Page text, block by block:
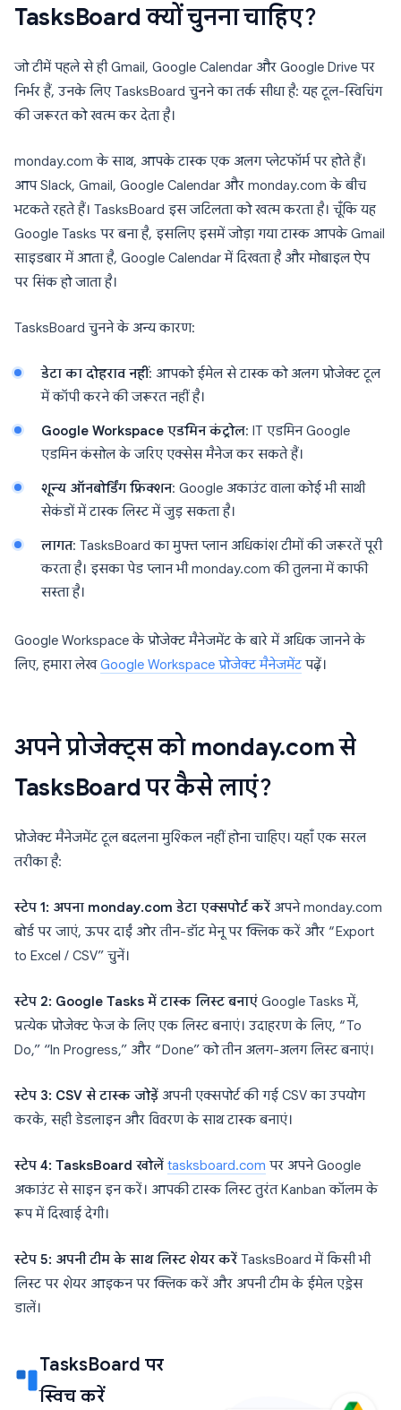
TasksBoard क्यों चुनना चाहिए?
जो टीमें पहले से ही Gmail, Google Calendar और Google Drive पर
निर्भर हैं, उनके लिए TasksBoard चुनने का तर्क सीधा है: यह टूल-स्विचिंग
की जरूरत को खत्म कर देता है।
monday.com के साथ, आपके टास्क एक अलग प्लेटफॉर्म पर होते हैं।
आप Slack, Gmail, Google Calendar और monday.com के बीच
भटकते रहते हैं। TasksBoard इस जटिलता को खत्म करता है। चूँकि यह
Google Tasks पर बना है, इसलिए इसमें जोड़ा गया टास्क आपके Gmail
साइडबार में आता है, Google Calendar में दिखता है और मोबाइल ऐप
पर सिंक हो जाता है।
TasksBoard चुनने के अन्य कारण:
डेटा का दोहराव नहीं: आपको ईमेल से टास्क को अलग प्रोजेक्ट टूल
में कॉपी करने की जरूरत नहीं है।
Google Workspace एडमिन कंट्रोल: IT एडमिन Google
एडमिन कंसोल के जरिए एक्सेस मैनेज कर सकते हैं।
शून्य ऑनबोर्डिंग फ्रिक्शन: Google अकाउंट वाला कोई भी साथी
सेकंडों में टास्क लिस्ट में जुड़ सकता है।
लागत: TasksBoard का मुफ्त प्लान अधिकांश टीमों की जरूरतें पूरी
करता है। इसका पेड प्लान भी monday.com की तुलना में काफी
सस्ता है।
Google Workspace के प्रोजेक्ट मैनेजमेंट के बारे में अधिक जानने के
लिए, हमारा लेखGoogle Workspace प्रोजेक्ट मैनेजमेंटपढ़ें।
अपने प्रोजेक्ट्स को monday.com से
TasksBoard पर कैसे लाएं?
प्रोजेक्ट मैनेजमेंट टूल बदलना मुश्किल नहीं होना चाहिए। यहाँ एक सरल
तरीका है:
स्टेप 1: अपना monday.com डेटा एक्सपोर्ट करेंअपने monday.com
बोर्ड पर जाएं, ऊपर दाईं ओर तीन-डॉट मेनू पर क्लिक करें और “Export
to Excel / CSV” चुनें।
स्टेप 2: Google Tasks में टास्क लिस्ट बनाएं Google Tasks में,
प्रत्येक प्रोजेक्ट फेज के लिए एक लिस्ट बनाएं। उदाहरण के लिए, “To
Do,” “In Progress,” और “Done” को तीन अलग-अलग लिस्ट बनाएं।
स्टेप 3: CSV से टास्क जोड़ें अपनी एक्सपोर्ट की गई CSV का उपयोग
करके, सही डेडलाइन और विवरण के साथ टास्क बनाएं।
स्टेप 4: TasksBoard खोलें tasksboard.com पर अपने Google
अकाउंट से साइन इन करें। आपकी टास्क लिस्ट तुरंत Kanban कॉलम के
रूप में दिखाई देगी।
स्टेप 5: अपनी टीम के साथ लिस्ट शेयर करेंTasksBoard में किसी भी
लिस्ट पर शेयर आइकन पर क्लिक करें और अपनी टीम के ईमेल एड्रेस
डालें।
TasksBoard पर
स्विच करें